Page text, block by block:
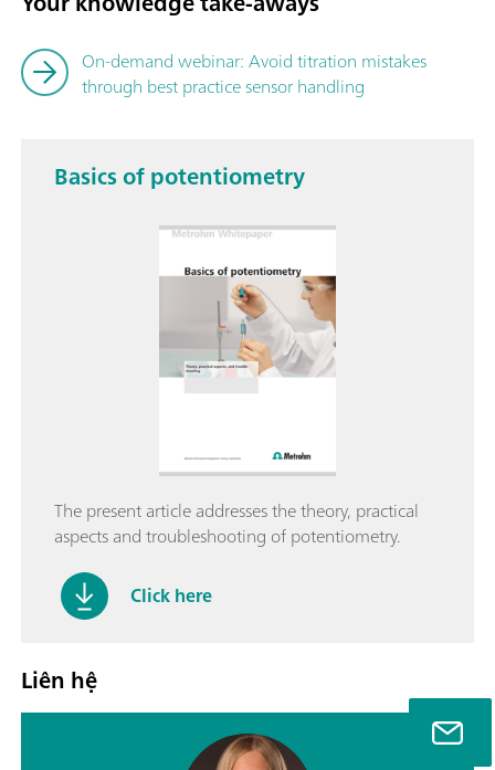
On-demand webinar: Avoid titration mistakes
through best practice sensor handling
Basics of potentiometry
The present article addresses the theory, practical
aspects and troubleshooting of potentiometry.
Click here
Liên hệ